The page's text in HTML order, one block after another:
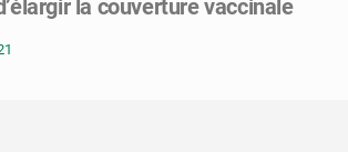
la couverture vaccinale